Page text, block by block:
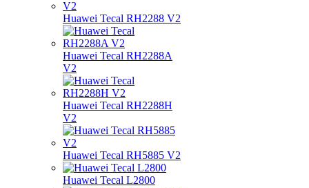
Huawei Tecal RH2288 V2
Huawei Tecal RH2288A
V2
Huawei Tecal RH2288H
V2
Huawei Tecal RH5885 V2
Huawei Tecal L2800